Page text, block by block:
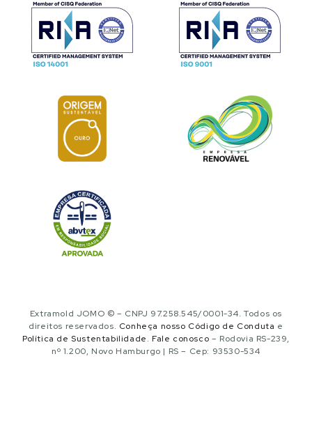
Extramold JOMO © – CNPJ 97.258.545/0001-34. Todos os
direitos reservados. Conheça nosso Código de Conduta e
Política de Sustentabilidade. Fale conosco – Rodovia RS-239,
nº 1.200, Novo Hamburgo | RS – Cep: 93530-534